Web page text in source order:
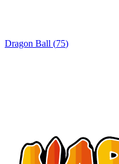
Dragon Ball (75)